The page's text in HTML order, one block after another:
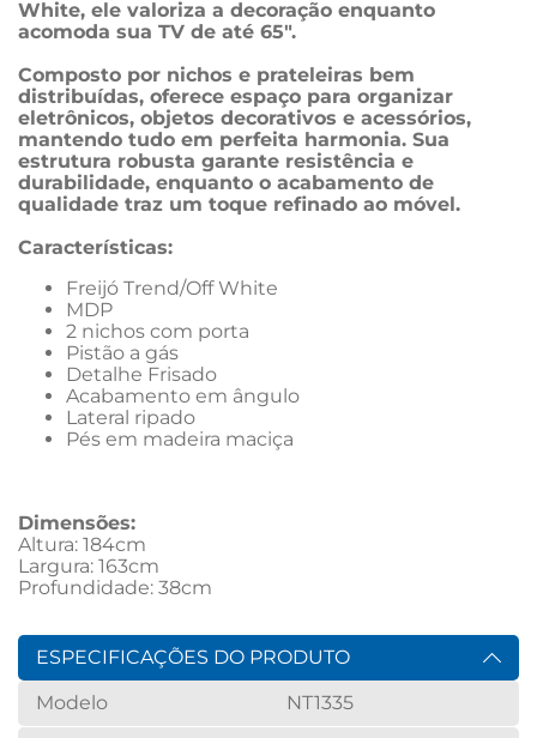
White, ele valoriza a decoração enquanto
acomoda sua TV de até 65".
Composto por nichos e prateleiras bem
distribuídas, oferece espaço para organizar
eletrônicos, objetos decorativos e acessórios,
mantendo tudo em perfeita harmonia. Sua
estrutura robusta garante resistência e
durabilidade, enquanto o acabamento de
qualidade traz um toque refinado ao móvel.
Características:
Freijó Trend/Off White
MDP
2 nichos com porta
Pistão a gás
Detalhe Frisado
Acabamento em ângulo
Lateral ripado
Pés em madeira maciça
Dimensões:
Altura: 184cm
Largura: 163cm
Profundidade: 38cm
ESPECIFICAÇÕES DO PRODUTO
Modelo
NT1335